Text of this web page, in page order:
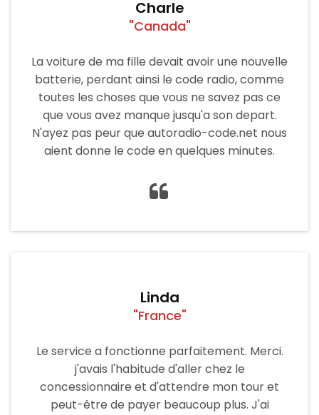
Charle
"Canada"
La voiture de ma fille devait avoir une nouvelle
batterie, perdant ainsi le code radio, comme
toutes les choses que vous ne savez pas ce
que vous avez manque jusqu'a son depart.
N'ayez pas peur que autoradio-code.net nous
aient donne le code en quelques minutes.
Linda
"France"
Le service a fonctionne parfaitement. Merci.
j'avais l'habitude d'aller chez le
concessionnaire et d'attendre mon tour et
peut-être de payer beaucoup plus. J'ai